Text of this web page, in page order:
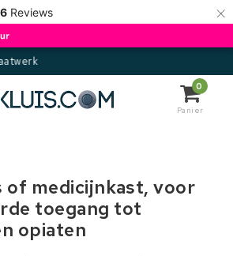
Reviews ×
0
Panier
of medicijnkast, voor
toegang tot
opiaten